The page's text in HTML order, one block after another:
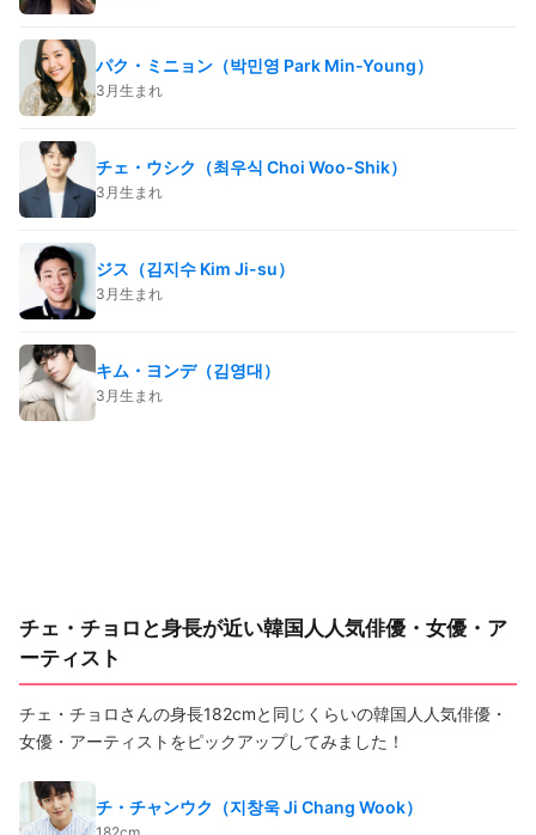
パク・ミニョン（박민영 Park Min-Young）
3月生まれ
チェ・ウシク（최우식 Choi Woo-Shik）
3月生まれ
ジス（김지수 Kim Ji-su）
3月生まれ
キム・ヨンデ（김영대）
3月生まれ
チェ・チョロと身長が近い韓国人人気俳優・女優・ア
ーティスト
チェ・チョロさんの身長182cmと同じくらいの韓国人人気俳優・
女優・アーティストをピックアップしてみました！
チ・チャンウク（지창욱 Ji Chang Wook）